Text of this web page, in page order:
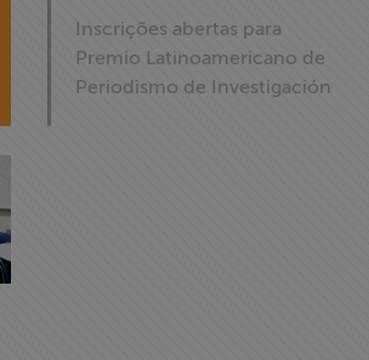
Inscrições abertas para
Premio Latinoamericano de
Periodismo de Investigación